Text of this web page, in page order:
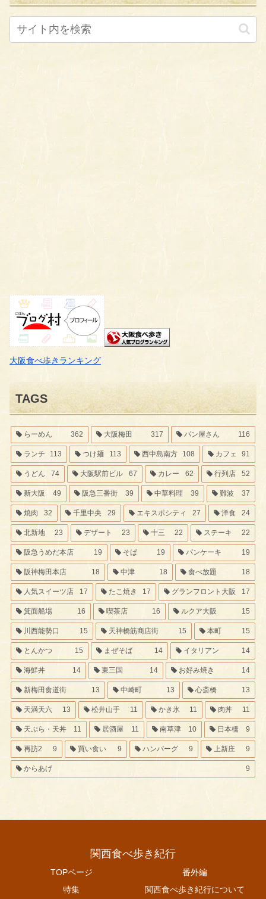
大阪食べ歩きランキング
TAGS
らーめん 362 大阪梅田 317 パン屋さん 116
ランチ 113 つけ麺 113 西中島南方 108 カフェ 91
うどん 74 大阪駅前ビル 67 カレー 62 行列店 52
新大阪 49 阪急三番街 39 中華料理 39 難波 37
焼肉 32 千里中央 29 エキスポシティ 27 洋食 24
北新地 23 デザート 23 十三 22 ステーキ 22
阪急うめだ本店 19 そば 19 パンケーキ 19
阪神梅田本店 18 中津 18 食べ放題 18
人気スイーツ店 17 たこ焼き 17 グランフロント大阪 17
箕面船場 16 喫茶店 16 ルクア大阪 15
川西能勢口 15 天神橋筋商店街 15 本町 15
とんかつ 15 まぜそば 14 イタリアン 14
海鮮丼 14 東三国 14 お好み焼き 14
新梅田食道街 13 中崎町 13 心斎橋 13
天満天六 13 松井山手 11 かき氷 11 肉丼 11
天ぷら・天丼 11 居酒屋 11 南草津 10 日本橋 9
再訪2 9 買い食い 9 ハンバーグ 9 上新庄 9
からあげ 9
関西食べ歩き紀行
TOPページ
番外編
特集
関西食べ歩き紀行について